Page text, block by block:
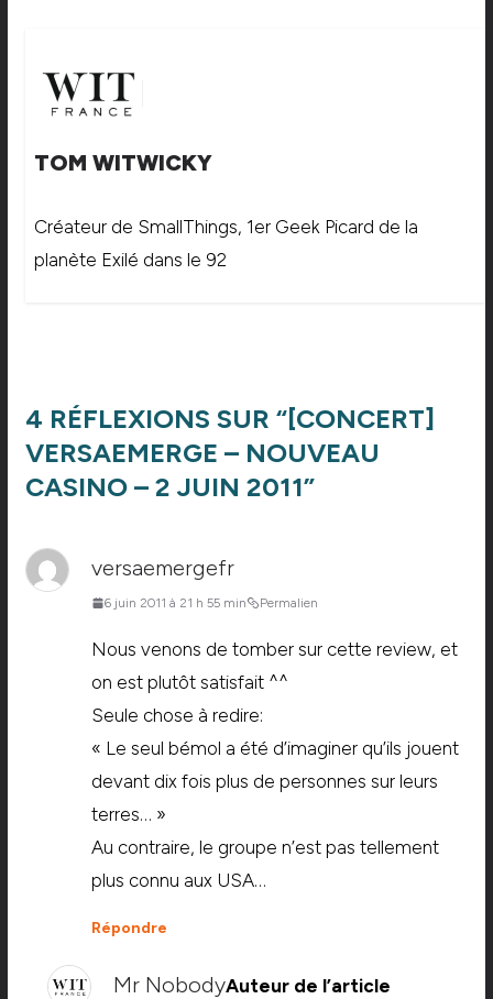
TOM WITWICKY
Créateur de SmallThings, 1er Geek Picard de la
planète Exilé dans le 92
4 RÉFLEXIONS SUR “[CONCERT]
VERSAEMERGE – NOUVEAU
CASINO – 2 JUIN 2011”
versaemergefr
6 juin 2011 à 21 h 55 min Permalien
Nous venons de tomber sur cette review, et
on est plutôt satisfait ^^
Seule chose à redire:
« Le seul bémol a été d’imaginer qu’ils jouent
devant dix fois plus de personnes sur leurs
terres… »
Au contraire, le groupe n’est pas tellement
plus connu aux USA…
Répondre
Mr NobodyAuteur de l’article